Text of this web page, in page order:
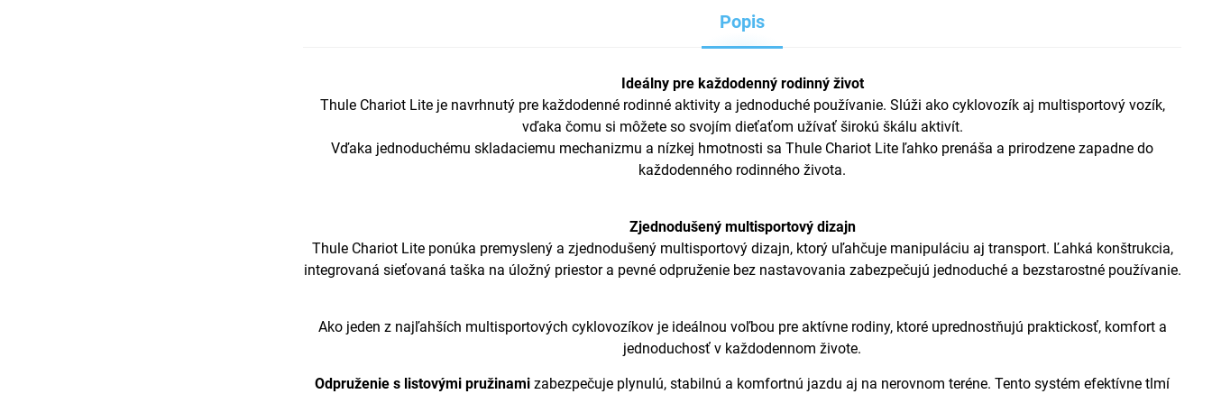
Popis
Ideálny pre každodenný rodinný život
Thule Chariot Lite je navrhnutý pre každodenné rodinné aktivity a jednoduché používanie. Slúži ako cyklovozík aj multisportový vozík,
vďaka čomu si môžete so svojím dieťaťom užívať širokú škálu aktivít.
Vďaka jednoduchému skladaciemu mechanizmu a nízkej hmotnosti sa Thule Chariot Lite ľahko prenáša a prirodzene zapadne do
každodenného rodinného života.
Zjednodušený multisportový dizajn
Thule Chariot Lite ponúka premyslený a zjednodušený multisportový dizajn, ktorý uľahčuje manipuláciu aj transport. Ľahká konštrukcia,
integrovaná sieťovaná taška na úložný priestor a pevné odpruženie bez nastavovania zabezpečujú jednoduché a bezstarostné používanie.
Ako jeden z najľahších multisportových cyklovozíkov je ideálnou voľbou pre aktívne rodiny, ktoré uprednostňujú praktickosť, komfort a
jednoduchosť v každodennom živote.
Odpruženie s listovými pružinami zabezpečuje plynulú, stabilnú a komfortnú jazdu aj na nerovnom teréne. Tento systém efektívne tlmí